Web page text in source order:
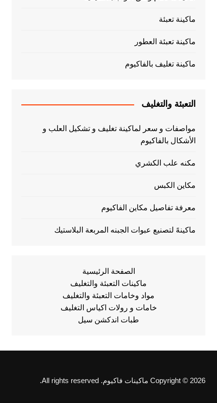
ماكينة تعبئة
ماكينة تعبئة العطور
ماكينة تغليف بالفاكيوم
التعبئة والتغليف
مواصفات و سعر لماكينة تغليف و تشكيل العلب و
الأشكال بالفاكيوم
مكنه علب الكشري
مكاين الكبس
معرفة تفاصيل مكاين الفاكيوم
ماكينهً لتصنيع عبوات الجبنه المربعة البلاستيك
الصفحة الرئيسية
ماكينات التعبئة والتغليف
مواد وخامات التعبئة والتغليف
خامات و رولات اكياس التغليف
طبات اندكشن سيل
Copyright © 2026 ماكينات فاكيوم. All rights reserved.